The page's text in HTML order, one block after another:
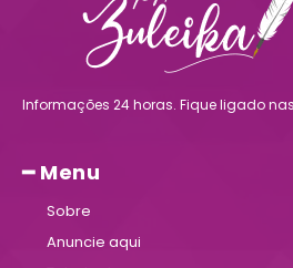
Informações 24 horas. Fique ligado
━ Menu
Sobre
Anuncie aqui